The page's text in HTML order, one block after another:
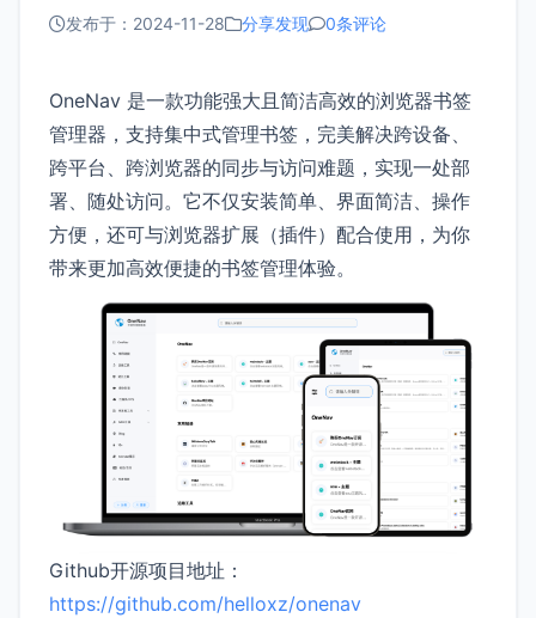
发布于：2024-11-28 分享发现 0条评论
OneNav 是一款功能强大且简洁高效的浏览器书签
管理器，支持集中式管理书签，完美解决跨设备、
跨平台、跨浏览器的同步与访问难题，实现一处部
署、随处访问。它不仅安装简单、界面简洁、操作
方便，还可与浏览器扩展（插件）配合使用，为你
带来更加高效便捷的书签管理体验。
Github开源项目地址：
https://github.com/helloxz/onenav